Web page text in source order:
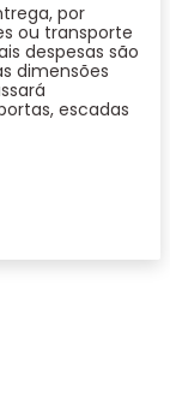
por
ou transporte
despesas são
dimensões
escadas